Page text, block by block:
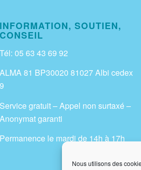
Nous utilisons des
INFORMATION, SOUTIEN,
CONSEIL
Tél: 05 63 43 69 92
ALMA 81 BP30020 81027 Albi cedex
9
Service gratuit – Appel non surtaxé –
Anonymat garanti
Permanence le mardi de 14h à 17h